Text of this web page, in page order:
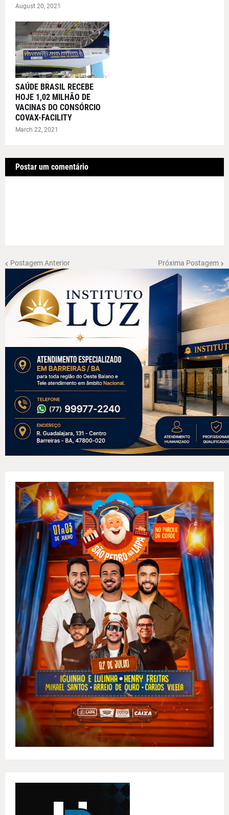
August 20, 2021
SAÚDE BRASIL RECEBE
HOJE 1,02 MILHÃO DE
VACINAS DO CONSÓRCIO
COVAX-FACILITY
March 22, 2021
Postar um comentário
Postagem Anterior Próxima Postagem